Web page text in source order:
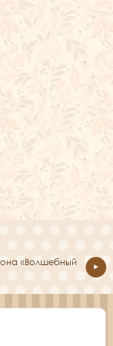
«Волшебный